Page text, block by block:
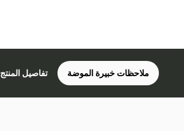
ملاحظات خبيرة الموضة تفاصيل المنتج